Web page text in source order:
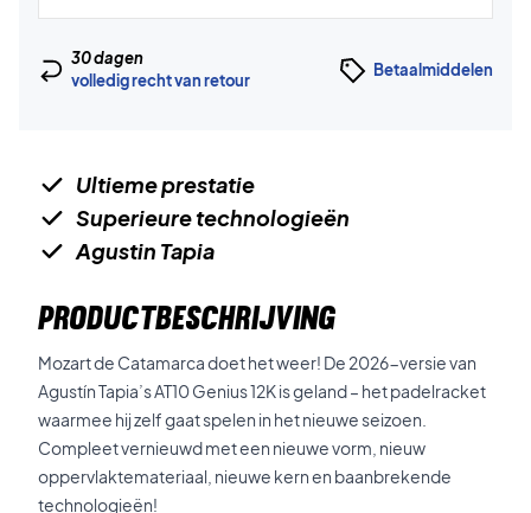
30 dagen
volledig recht van retour
Betaalmiddelen
Ultieme prestatie
Superieure technologieën
Agustin Tapia
PRODUCTBESCHRIJVING
Mozart de Catamarca doet het weer! De 2026-versie van
Agustín Tapia’s AT10 Genius 12K is geland – het padelracket
waarmee hij zelf gaat spelen in het nieuwe seizoen.
Compleet vernieuwd met een nieuwe vorm, nieuw
oppervlaktemateriaal, nieuwe kern en baanbrekende
technologieën!